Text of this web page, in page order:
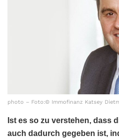
photo – Foto:© Immofinanz Katsey
Ist es so zu verstehen, dass
auch dadurch gegeben ist,